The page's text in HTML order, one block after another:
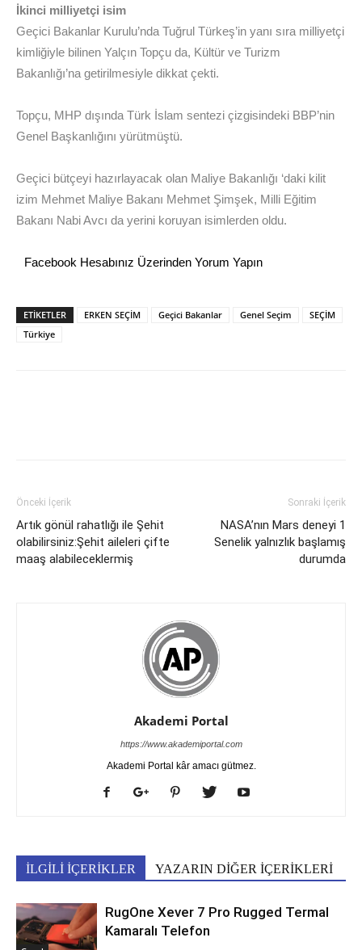
İkinci milliyetçi isim
Geçici Bakanlar Kurulu’nda Tuğrul Türkeş’in yanı sıra milliyetçi
kimliğiyle bilinen Yalçın Topçu da, Kültür ve Turizm
Bakanlığı’na getirilmesiyle dikkat çekti.
Topçu, MHP dışında Türk İslam sentezi çizgisindeki BBP’nin
Genel Başkanlığını yürütmüştü.
Geçici bütçeyi hazırlayacak olan Maliye Bakanlığı ‘daki kilit
izim Mehmet Maliye Bakanı Mehmet Şimşek, Milli Eğitim
Bakanı Nabi Avcı da yerini koruyan isimlerden oldu.
Facebook Hesabınız Üzerinden Yorum Yapın
ETİKETLER ERKEN SEÇİM Geçici Bakanlar Genel Seçim
SEÇİM
Türkiye
Önceki İçerik
Artık gönül rahatlığı ile Şehit
olabilirsiniz:Şehit aileleri çifte
maaş alabileceklermiş
Sonraki İçerik
NASA’nın Mars deneyi 1
Senelik yalnızlık başlamış
durumda
Akademi Portal
https://www.akademiportal.com
Akademi Portal kâr amacı gütmez.
İLGİLİ İÇERİKLER YAZARIN DİĞER İÇERİKLERİ
RugOne Xever 7 Pro Rugged Termal
Kamaralı Telefon